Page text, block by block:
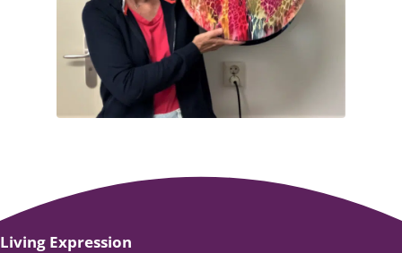
Living Expression